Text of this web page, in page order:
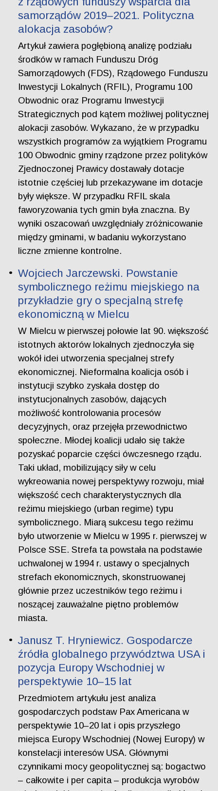
samorządów 2019–2021. Polityczna
alokacja zasobów?
Artykuł zawiera pogłębioną analizę podziału
środków w ramach Funduszu Dróg
Samorządowych (FDS), Rządowego Funduszu
Inwestycji Lokalnych (RFIL), Programu 100
Obwodnic oraz Programu Inwestycji
Strategicznych pod kątem możliwej politycznej
alokacji zasobów. Wykazano, że w przypadku
wszystkich programów za wyjątkiem Programu
100 Obwodnic gminy rządzone przez polityków
Zjednoczonej Prawicy dostawały dotacje
istotnie częściej lub przekazywane im dotacje
były większe. W przypadku RFIL skala
faworyzowania tych gmin była znaczna. By
wyniki oszacowań uwzględniały zróżnicowanie
między gminami, w badaniu wykorzystano
liczne zmienne kontrolne.
Wojciech Jarczewski. Powstanie
symbolicznego reżimu miejskiego na
przykładzie gry o specjalną strefę
ekonomiczną w Mielcu
W Mielcu w pierwszej połowie lat 90. większość
istotnych aktorów lokalnych zjednoczyła się
wokół idei utworzenia specjalnej strefy
ekonomicznej. Nieformalna koalicja osób i
instytucji szybko zyskała dostęp do
instytucjonalnych zasobów, dających
możliwość kontrolowania procesów
decyzyjnych, oraz przejęła przewodnictwo
społeczne. Młodej koalicji udało się także
pozyskać poparcie części ówczesnego rządu.
Taki układ, mobilizujący siły w celu
wykreowania nowej perspektywy rozwoju, miał
większość cech charakterystycznych dla
reżimu miejskiego (urban regime) typu
symbolicznego. Miarą sukcesu tego reżimu
było utworzenie w Mielcu w 1995 r. pierwszej w
Polsce SSE. Strefa ta powstała na podstawie
uchwalonej w 1994 r. ustawy o specjalnych
strefach ekonomicznych, skonstruowanej
głównie przez uczestników tego reżimu i
noszącej zauważalne piętno problemów
miasta.
Janusz T. Hryniewicz. Gospodarcze
źródła globalnego przywództwa USA i
pozycja Europy Wschodniej w
perspektywie 10–15 lat
Przedmiotem artykułu jest analiza
gospodarczych podstaw Pax Americana w
perspektywie 10–20 lat i opis przyszłego
miejsca Europy Wschodniej (Nowej Europy) w
konstelacji interesów USA. Głównymi
czynnikami mocy geopolitycznej są: bogactwo
– całkowite i per capita – produkcja wyrobów